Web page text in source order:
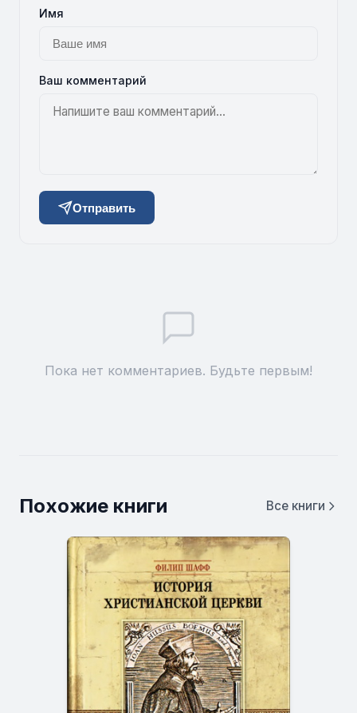
Имя
Ваш комментарий
Отправить
Пока нет комментариев. Будьте первым!
Похожие книги Все книги